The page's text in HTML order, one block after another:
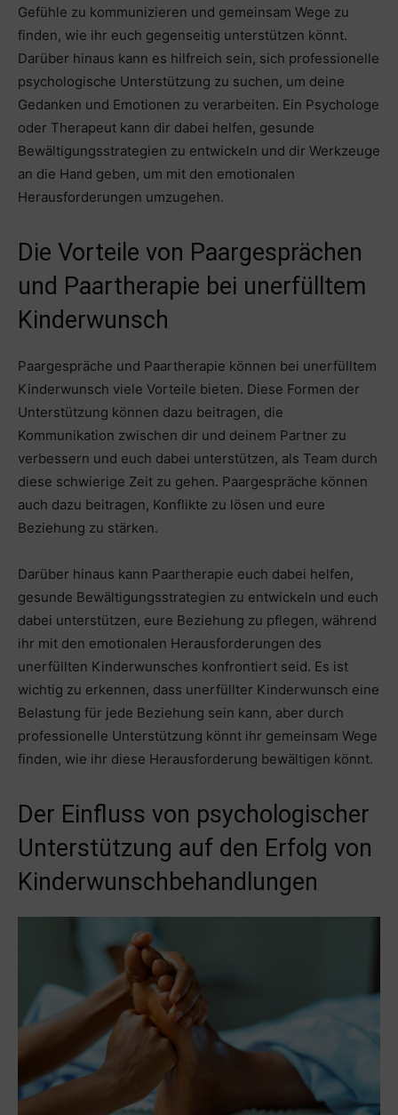
Gefühle zu kommunizieren und gemeinsam Wege zu
finden, wie ihr euch gegenseitig unterstützen könnt.
Darüber hinaus kann es hilfreich sein, sich professionelle
psychologische Unterstützung zu suchen, um deine
Gedanken und Emotionen zu verarbeiten. Ein Psychologe
oder Therapeut kann dir dabei helfen, gesunde
Bewältigungsstrategien zu entwickeln und dir Werkzeuge
an die Hand geben, um mit den emotionalen
Herausforderungen umzugehen.
Die Vorteile von Paargesprächen
und Paartherapie bei unerfülltem
Kinderwunsch
Paargespräche und Paartherapie können bei unerfülltem
Kinderwunsch viele Vorteile bieten. Diese Formen der
Unterstützung können dazu beitragen, die
Kommunikation zwischen dir und deinem Partner zu
verbessern und euch dabei unterstützen, als Team durch
diese schwierige Zeit zu gehen. Paargespräche können
auch dazu beitragen, Konflikte zu lösen und eure
Beziehung zu stärken.
Darüber hinaus kann Paartherapie euch dabei helfen,
gesunde Bewältigungsstrategien zu entwickeln und euch
dabei unterstützen, eure Beziehung zu pflegen, während
ihr mit den emotionalen Herausforderungen des
unerfüllten Kinderwunsches konfrontiert seid. Es ist
wichtig zu erkennen, dass unerfüllter Kinderwunsch eine
Belastung für jede Beziehung sein kann, aber durch
professionelle Unterstützung könnt ihr gemeinsam Wege
finden, wie ihr diese Herausforderung bewältigen könnt.
Der Einfluss von psychologischer
Unterstützung auf den Erfolg von
Kinderwunschbehandlungen